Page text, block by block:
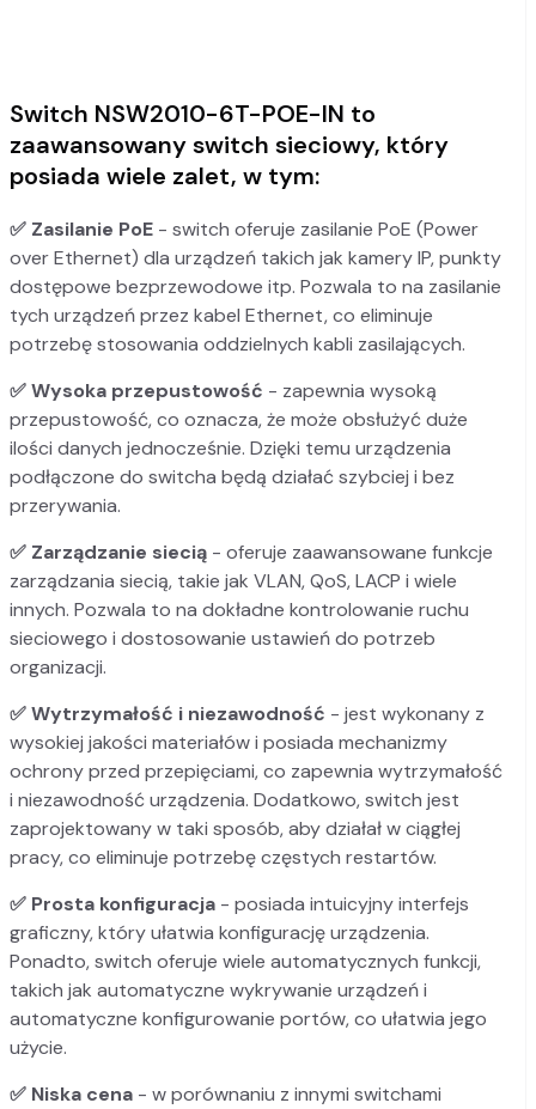
Switch NSW2010-6T-POE-IN to
zaawansowany switch sieciowy, który
posiada wiele zalet, w tym:
✅ Zasilanie PoE - switch oferuje zasilanie PoE (Power
over Ethernet) dla urządzeń takich jak kamery IP, punkty
dostępowe bezprzewodowe itp. Pozwala to na zasilanie
tych urządzeń przez kabel Ethernet, co eliminuje
potrzebę stosowania oddzielnych kabli zasilających.
✅ Wysoka przepustowość - zapewnia wysoką
przepustowość, co oznacza, że może obsłużyć duże
ilości danych jednocześnie. Dzięki temu urządzenia
podłączone do switcha będą działać szybciej i bez
przerywania.
✅ Zarządzanie siecią - oferuje zaawansowane funkcje
zarządzania siecią, takie jak VLAN, QoS, LACP i wiele
innych. Pozwala to na dokładne kontrolowanie ruchu
sieciowego i dostosowanie ustawień do potrzeb
organizacji.
✅ Wytrzymałość i niezawodność - jest wykonany z
wysokiej jakości materiałów i posiada mechanizmy
ochrony przed przepięciami, co zapewnia wytrzymałość
i niezawodność urządzenia. Dodatkowo, switch jest
zaprojektowany w taki sposób, aby działał w ciągłej
pracy, co eliminuje potrzebę częstych restartów.
✅ Prosta konfiguracja - posiada intuicyjny interfejs
graficzny, który ułatwia konfigurację urządzenia.
Ponadto, switch oferuje wiele automatycznych funkcji,
takich jak automatyczne wykrywanie urządzeń i
automatyczne konfigurowanie portów, co ułatwia jego
użycie.
✅ Niska cena - w porównaniu z innymi switchami